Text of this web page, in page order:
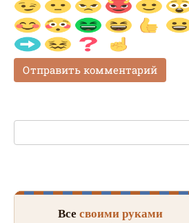
Поиск:
Все своими руками